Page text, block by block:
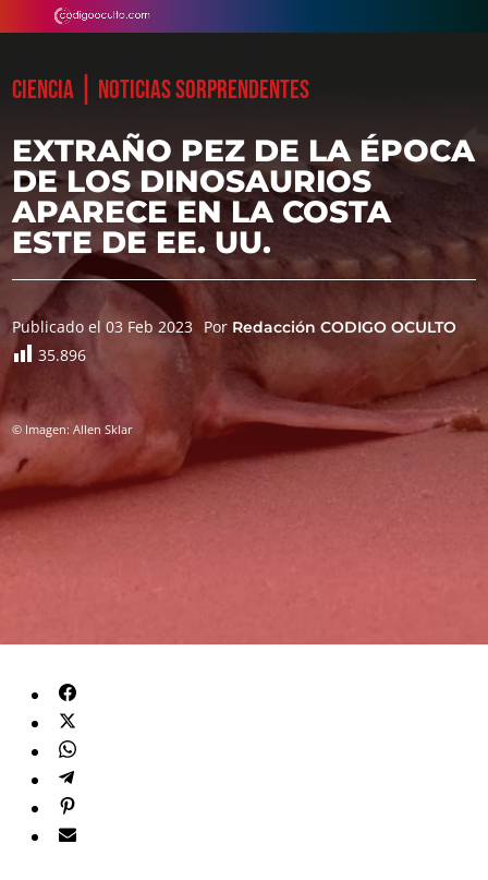
CIENCIA NOTICIAS SORPRENDENTES
EXTRAÑO PEZ DE LA ÉPOCA
DE LOS DINOSAURIOS
APARECE EN LA COSTA
ESTE DE EE. UU.
Publicado el 03 Feb 2023 Por Redacción CODIGO OCULTO
35.896
© Imagen: Allen Sklar